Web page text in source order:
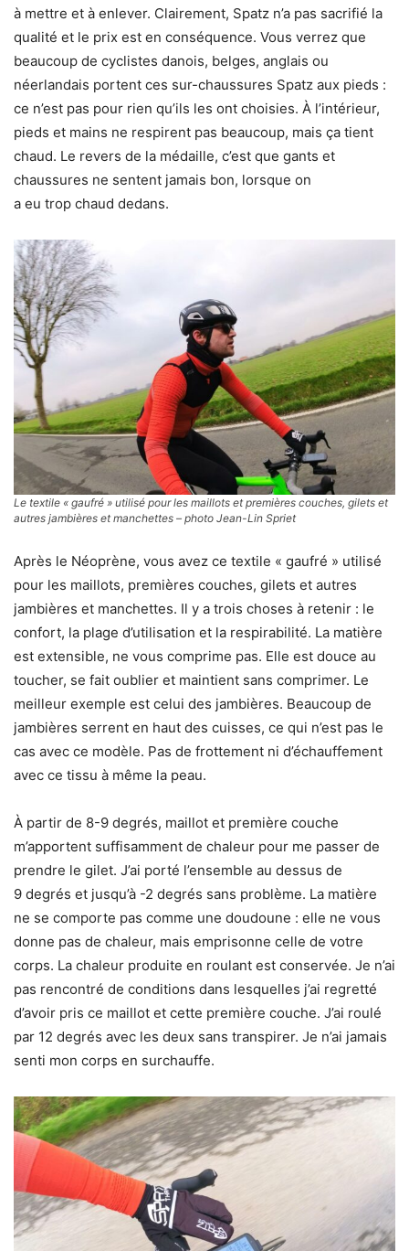
à mettre et à enlever. Clairement, Spatz n’a pas sacrifié la
qualité et le prix est en conséquence. Vous verrez que
beaucoup de cyclistes danois, belges, anglais ou
néerlandais portent ces sur-chaussures Spatz aux pieds :
ce n’est pas pour rien qu’ils les ont choisies. À l’intérieur,
pieds et mains ne respirent pas beaucoup, mais ça tient
chaud. Le revers de la médaille, c’est que gants et
chaussures ne sentent jamais bon, lorsque on
a eu trop chaud dedans.
Le textile « gaufré » utilisé pour les maillots et premières couches, gilets et
autres jambières et manchettes – photo Jean-Lin Spriet
Après le Néoprène, vous avez ce textile « gaufré » utilisé
pour les maillots, premières couches, gilets et autres
jambières et manchettes. Il y a trois choses à retenir : le
confort, la plage d’utilisation et la respirabilité. La matière
est extensible, ne vous comprime pas. Elle est douce au
toucher, se fait oublier et maintient sans comprimer. Le
meilleur exemple est celui des jambières. Beaucoup de
jambières serrent en haut des cuisses, ce qui n’est pas le
cas avec ce modèle. Pas de frottement ni d’échauffement
avec ce tissu à même la peau.
À partir de 8-9 degrés, maillot et première couche
m’apportent suffisamment de chaleur pour me passer de
prendre le gilet. J’ai porté l’ensemble au dessus de
9 degrés et jusqu’à -2 degrés sans problème. La matière
ne se comporte pas comme une doudoune : elle ne vous
donne pas de chaleur, mais emprisonne celle de votre
corps. La chaleur produite en roulant est conservée. Je n’ai
pas rencontré de conditions dans lesquelles j’ai regretté
d’avoir pris ce maillot et cette première couche. J’ai roulé
par 12 degrés avec les deux sans transpirer. Je n’ai jamais
senti mon corps en surchauffe.